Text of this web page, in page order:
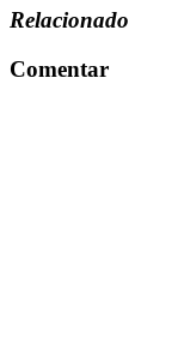
Relacionado
Comentar